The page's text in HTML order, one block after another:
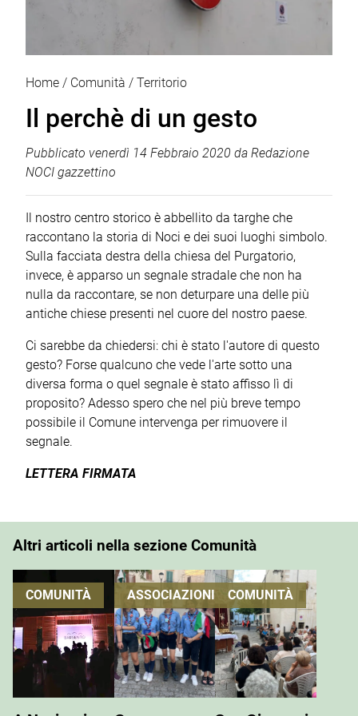
Home Comunità Territorio
Il perchè di un gesto
Pubblicato venerdì 14 Febbraio 2020 da Redazione
NOCI gazzettino
Il nostro centro storico è abbellito da targhe che
raccontano la storia di Noci e dei suoi luoghi simbolo.
Sulla facciata destra della chiesa del Purgatorio,
invece, è apparso un segnale stradale che non ha
nulla da raccontare, se non deturpare una delle più
antiche chiese presenti nel cuore del nostro paese.
Ci sarebbe da chiedersi: chi è stato l'autore di questo
gesto? Forse qualcuno che vede l'arte sotto una
diversa forma o quel segnale è stato affisso lì di
proposito? Adesso spero che nel più breve tempo
possibile il Comune intervenga per rimuovere il
segnale.
LETTERA FIRMATA
Altri articoli nella sezione Comunità
COMUNITÀ ASSOCIAZIONI COMUNITÀ